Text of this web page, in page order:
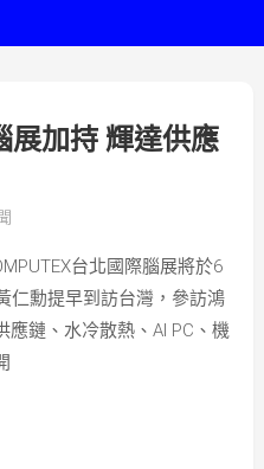
展加持 輝達供應
台北國際腦展將於6
仁勳提早到訪台灣，參訪鴻
鏈、水冷散熱、AI PC、機